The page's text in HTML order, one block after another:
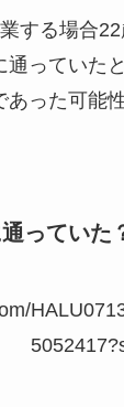
する場合22
通っていた
あった可能
っていた